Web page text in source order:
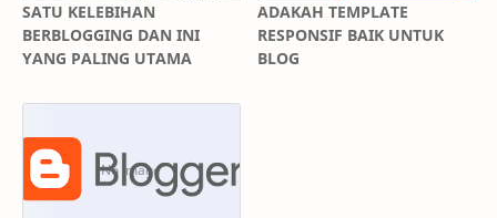
SATU KELEBIHAN
BERBLOGGING DAN INI
YANG PALING UTAMA
ADAKAH TEMPLATE
RESPONSIF BAIK UNTUK
BLOG